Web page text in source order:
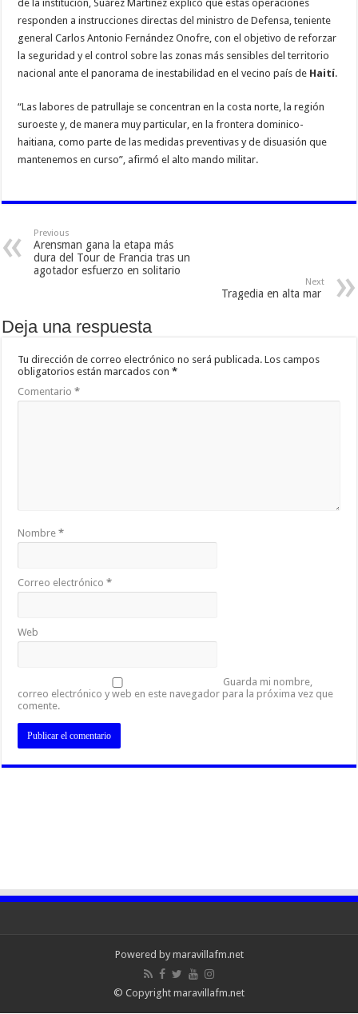
de la institución, Suárez Martínez explicó que estas operaciones
responden a instrucciones directas del ministro de Defensa, teniente
general Carlos Antonio Fernández Onofre, con el objetivo de reforzar
la seguridad y el control sobre las zonas más sensibles del territorio
nacional ante el panorama de inestabilidad en el vecino país de Haití.
“Las labores de patrullaje se concentran en la costa norte, la región
suroeste y, de manera muy particular, en la frontera dominico-
haitiana, como parte de las medidas preventivas y de disuasión que
mantenemos en curso”, afirmó el alto mando militar.
Previous
Arensman gana la etapa más
dura del Tour de Francia tras un
agotador esfuerzo en solitario
Next
Tragedia en alta mar
Deja una respuesta
Tu dirección de correo electrónico no será publicada. Los campos
obligatorios están marcados con*
Comentario*
Nombre*
Correo electrónico*
Web
Guarda mi nombre,
correo electrónico y web en este navegador para la próxima vez que
comente.
Powered by maravillafm.net
© Copyright maravillafm.net